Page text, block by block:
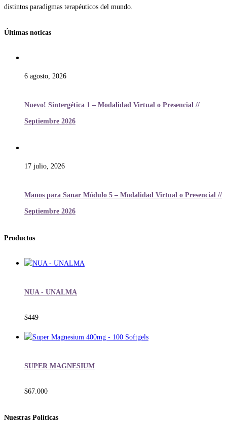
distintos paradigmas terapéuticos del mundo.
Últimas noticas
6 agosto, 2026
Nuevo! Sintergética 1 – Modalidad Virtual o Presencial //
Septiembre 2026
17 julio, 2026
Manos para Sanar Módulo 5 – Modalidad Virtual o Presencial //
Septiembre 2026
Productos
NUA - UNALMA
$449
SUPER MAGNESIUM
$67.000
Nuestras Políticas